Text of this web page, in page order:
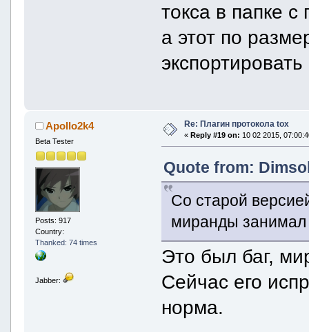
токса в папке
а этот по
Apollo2k4
Beta Tester
Posts: 917
Country:
Thanked: 74 times
Jabber:
Re: Плагин протокола tox
« Reply #19 on: 10 02 2015,
Quote from:
Со старой
миранды
Это был баг,
Сейчас его
норма.